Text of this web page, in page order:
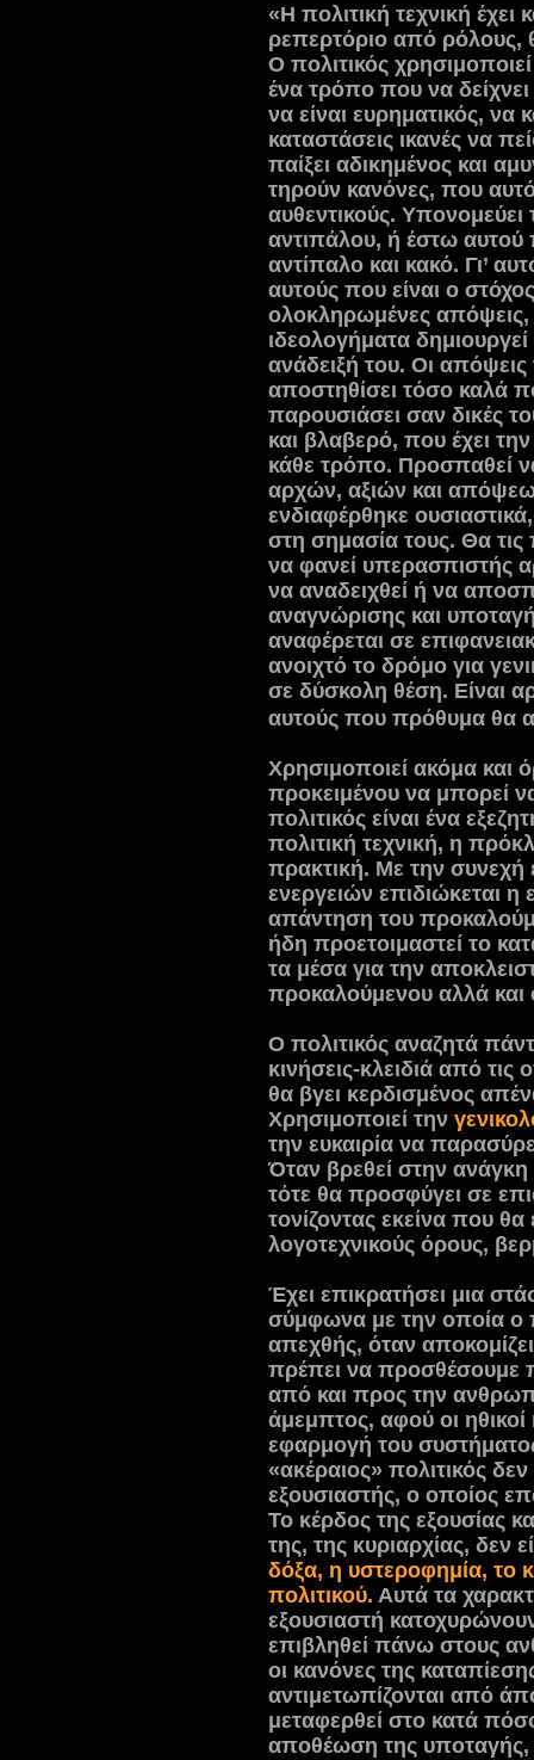
«Η πολιτική τεχνική
ρεπερτόριο από ρόλους,
Ο πολιτικός
ένα τρόπο που να
να είναι ευρηματικός, να
καταστάσεις ικανές να
παίξει αδικημένος και
τηρούν κανόνες, που
αυθεντικούς. Υπονομεύει
αντιπάλου, ή έστω αυτού
αντίπαλο και κακό. Γι’
αυτούς που είναι ο
ολοκληρωμένες απόψεις,
ιδεολογήματα
ανάδειξή του. Οι απόψεις
αποστηθίσει τόσο καλά
παρουσιάσει σαν δικές
και βλαβερό, που έχει
κάθε τρόπο. Προσπαθεί
αρχών, αξιών και
ενδιαφέρθηκε
στη σημασία τους. Θα
να φανεί υπερασπιστής
να αναδειχθεί ή να
αναγνώρισης και
αναφέρεται σε
ανοιχτό το δρόμο για
σε δύσκολη θέση. Είναι
αυτούς που πρόθυμα θα
Χρησιμοποιεί ακόμα και
προκειμένου να μπορεί
πολιτικός είναι ένα
πολιτική τεχνική, η
πρακτική. Με την
ενεργειών επιδιώκεται
απάντηση του
ήδη προετοιμαστεί το
τα μέσα για την
προκαλούμενου αλλά και
Ο πολιτικός αναζητά
κινήσεις-κλειδιά από τις
θα βγει κερδισμένος
Χρησιμοποιεί την
την ευκαιρία να
Όταν βρεθεί στην ανάγκη
τότε θα προσφύγει σε
τονίζοντας εκείνα που
λογοτεχνικούς όρους,
Έχει επικρατήσει μια
σύμφωνα με την οποία ο
απεχθής, όταν
πρέπει να προσθέσουμε
από και προς την
άμεμπτος, αφού οι
εφαρμογή του
«ακέραιος» πολιτικός
εξουσιαστής, ο οποίος
Το κέρδος της εξουσίας
της, της κυριαρχίας, δεν
δόξα, η υστεροφημία, το
πολιτικού. Αυτά τα
εξουσιαστή
επιβληθεί πάνω στους
οι κανόνες της
αντιμετωπίζονται από
μεταφερθεί στο κατά
αποθέωση της υποταγής,